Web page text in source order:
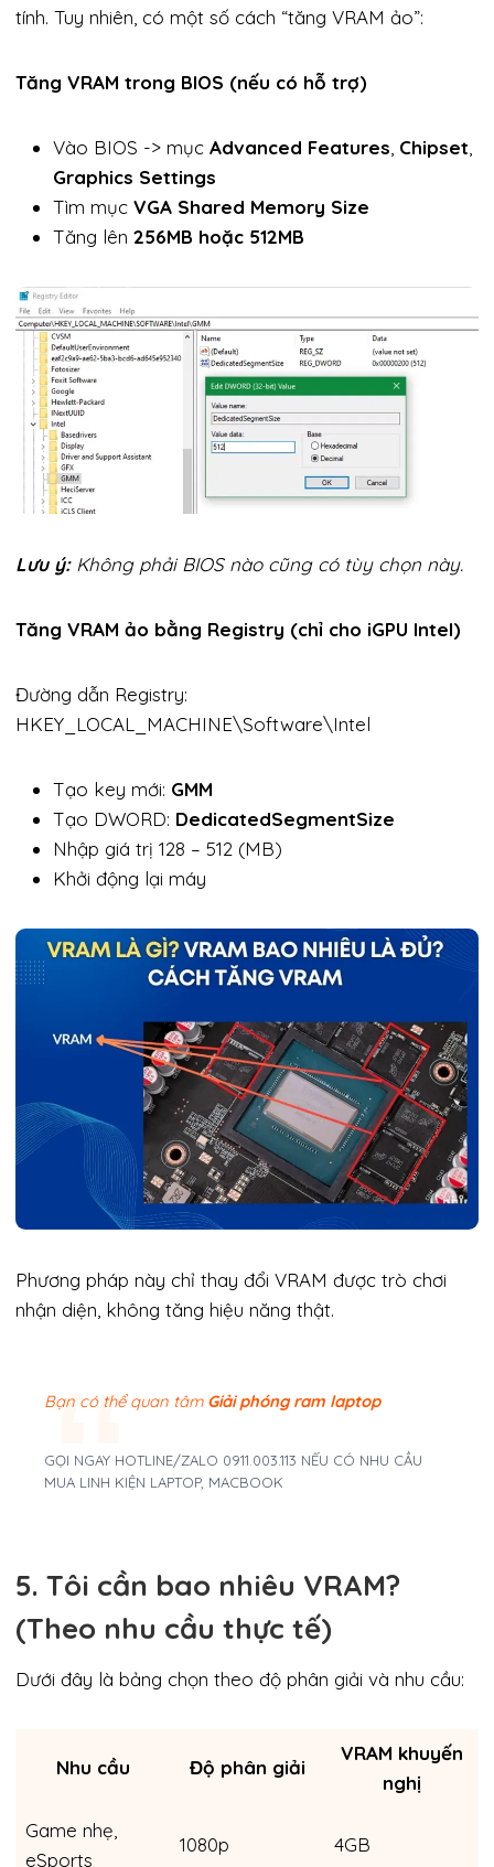
tính. Tuy nhiên, có một số cách “tăng VRAM ảo”:
Tăng VRAM trong BIOS (nếu có hỗ trợ)
Vào BIOS -> mục Advanced Features Chipset
Graphics Settings
Tìm mục VGA Shared Memory Size
Tăng lên 256MB hoặc 512MB
Lưu ý:Không phải BIOS nào cũng có tùy chọn này.
Tăng VRAM ảo bằng Registry (chỉ cho iGPU Intel)
Đường dẫn Registry:
HKEY_LOCAL_MACHINE\Software\Intel
Tạo key mới: GMM
Tạo DWORD: DedicatedSegmentSize
Nhập giá trị 128 – 512 (MB)
Khởi động lại máy
Phương pháp này chỉ thay đổi VRAM được trò chơi
nhận diện, không tăng hiệu năng thật.
Bạn có thể quan tâm Giải phóng ram laptop
GỌI NGAY HOTLINE/ZALO 0911.003.113 NẾU CÓ NHU CẦU
MUA LINH KIỆN LAPTOP, MACBOOK
5. Tôi cần bao nhiêu VRAM?
(Theo nhu cầu thực tế)
Dưới đây là bảng chọn theo độ phân giải và nhu cầu:
Nhu cầu Độ phân giải
VRAM khuyến
nghị
Game nhẹ,
eSports
1080p 4GB